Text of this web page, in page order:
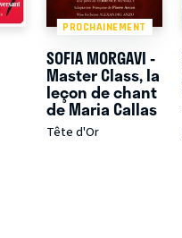
PROCHAINEMENT
SOFIA MORGAVI -
Master Class, la
leçon de chant
de Maria Callas
Tête d'Or